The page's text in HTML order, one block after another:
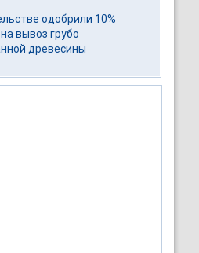
одобрили 10%
вывоз грубо
древесины